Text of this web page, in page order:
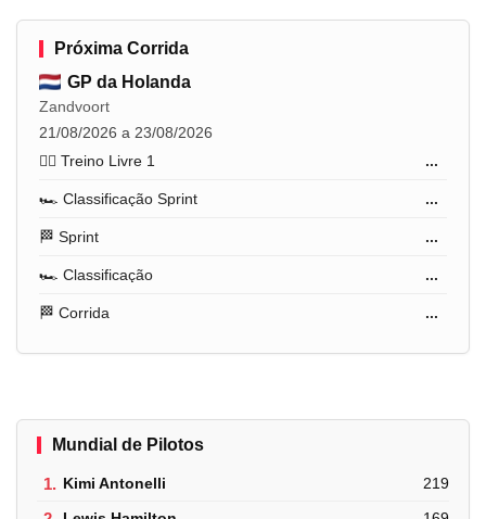
Próxima Corrida
GP da Holanda
Zandvoort
21/08/2026 a 23/08/2026
🏋️‍♂️ Treino Livre 1
...
🏎️ Classificação Sprint ...
🏁 Sprint ...
🏎️ Classificação ...
🏁 Corrida ...
Mundial de Pilotos
1. Kimi Antonelli 219